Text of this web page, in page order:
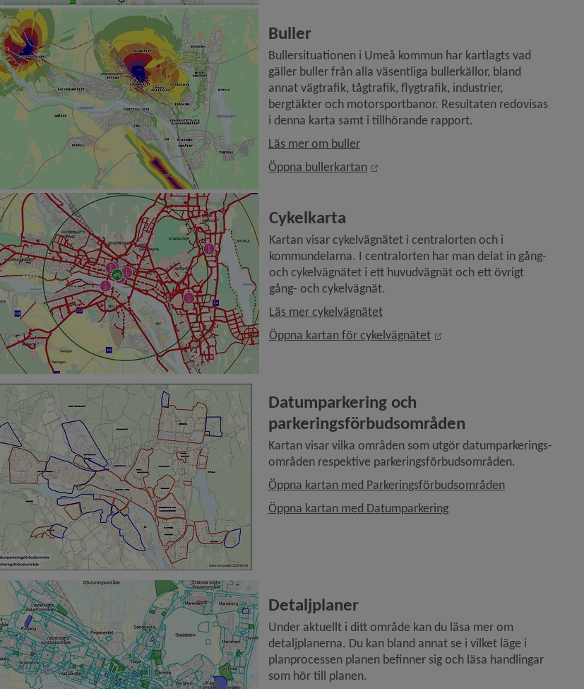
beslut, rättssäkerhet
självservice
och kvalitetsarbete
rättigheter
arbete
och informationsmaterial
personuppgifter
vigsel
beredskap
Buller
Bullersituationen i Umeå kommun har kartlagts vad
gäller buller från alla väsentliga bullerkällor, bland
annat vägtrafik, tågtrafik, flygtrafik, industrier,
bergtäkter och motorsportbanor. Resultaten redovisas
i denna karta samt i tillhörande rapport.
Läs mer om buller
Öppna bullerkartan
Länk till annan webbplats, öppnas i nytt
Cykelkarta
Kartan visar cykelvägnätet i centralorten och i
kommundelarna. I centralorten har man delat in gång-
och cykelvägnätet i ett huvudvägnät och ett övrigt
gång- och cykelvägnät.
Läs mer cykelvägnätet
Öppna kartan för cykelvägnätet
Länk till annan webbplats,
Datumparkering och
parkeringsförbudsområden
Kartan visar vilka områden som utgör datumparkerings-
områden respektive parkeringsförbudsområden.
Öppna kartan med ParkeringsförbudsområdenLänk till annan
Öppna kartan med DatumparkeringLänk till annan webbplats.
Detaljplaner
Under aktuellt i ditt område kan du läsa mer om
detaljplanerna. Du kan bland annat se i vilket läge i
planprocessen planen befinner sig och läsa handlingar
som hör till planen.